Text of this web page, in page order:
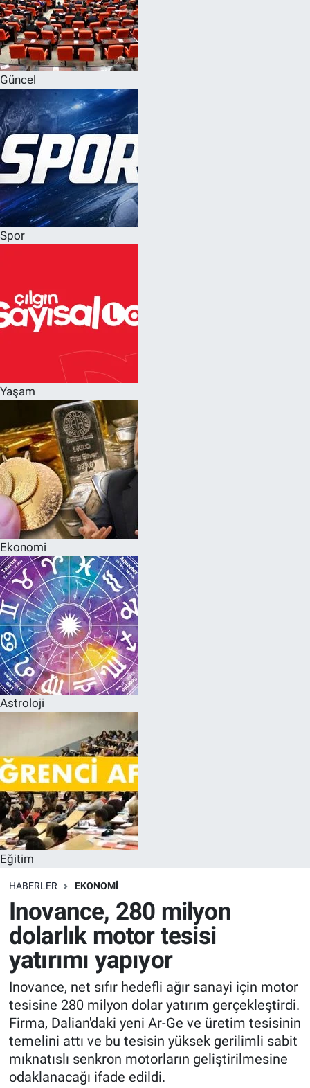
Güncel
Spor
Yaşam
Ekonomi
Astroloji
Eğitim
HABERLER EKONOMI
Inovance, 280 milyon
dolarlık motor tesisi
yatırımı yapıyor
Inovance, net sıfır hedefli ağır sanayi için motor
tesisine 280 milyon dolar yatırım gerçekleştirdi.
Firma, Dalian'daki yeni Ar-Ge ve üretim tesisinin
temelini attı ve bu tesisin yüksek gerilimli sabit
mıknatıslı senkron motorların geliştirilmesine
odaklanacağı ifade edildi.